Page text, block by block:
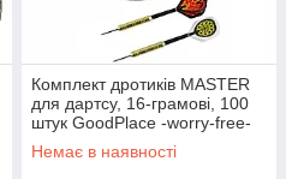
Комплект дротиків MASTER
для дартсу, 16-грамові, 100
штук GoodPlace -worry-free-
shopping-
Немає в наявності